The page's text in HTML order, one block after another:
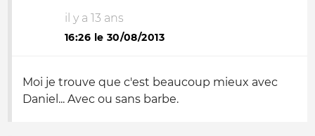
il y a 13 ans
16:26 le 30/08/2013
Moi je trouve que c'est beaucoup mieux avec
Daniel... Avec ou sans barbe.